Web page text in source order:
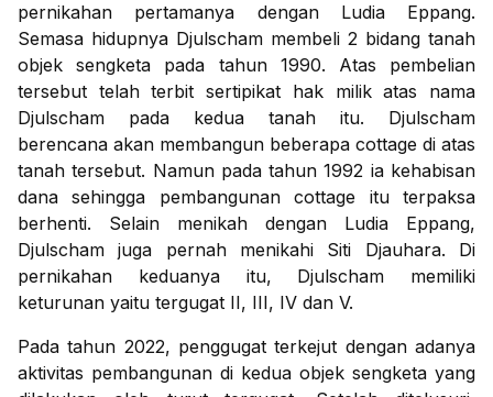
pernikahan pertamanya dengan Ludia Eppang.
Semasa hidupnya Djulscham membeli 2 bidang tanah
objek sengketa pada tahun 1990. Atas pembelian
tersebut telah terbit sertipikat hak milik atas nama
Djulscham pada kedua tanah itu. Djulscham
berencana akan membangun beberapa cottage di atas
tanah tersebut. Namun pada tahun 1992 ia kehabisan
dana sehingga pembangunan cottage itu terpaksa
berhenti. Selain menikah dengan Ludia Eppang,
Djulscham juga pernah menikahi Siti Djauhara. Di
pernikahan keduanya itu, Djulscham memiliki
keturunan yaitu tergugat II, III, IV dan V.
Pada tahun 2022, penggugat terkejut dengan adanya
aktivitas pembangunan di kedua objek sengketa yang